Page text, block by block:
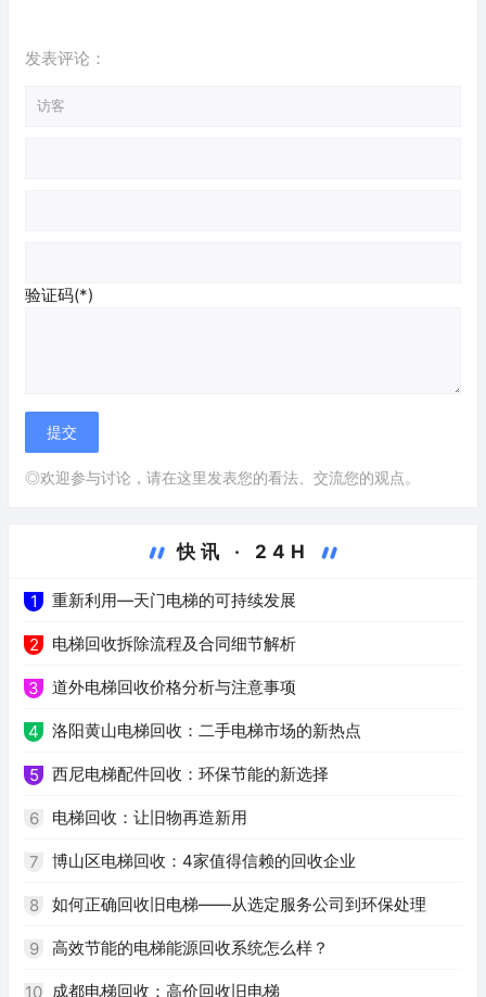
发表评论：
验证码(*)
◎欢迎参与讨论，请在这里发表您的看法、交流您的观点。
快讯 · 24H
1 重新利用—天门电梯的可持续发展
2 电梯回收拆除流程及合同细节解析
3 道外电梯回收价格分析与注意事项
4 洛阳黄山电梯回收：二手电梯市场的新热点
5 西尼电梯配件回收：环保节能的新选择
6 电梯回收：让旧物再造新用
7 博山区电梯回收：4家值得信赖的回收企业
8 如何正确回收旧电梯——从选定服务公司到环保处理
9 高效节能的电梯能源回收系统怎么样？
10 成都电梯回收：高价回收旧电梯